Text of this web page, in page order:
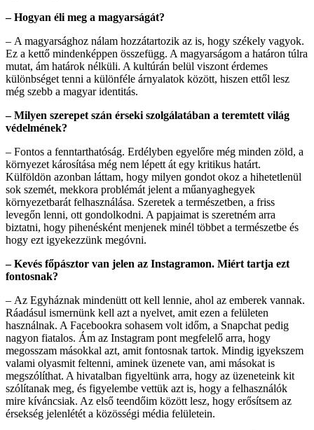
– Hogyan éli meg a magyarságát?
– A magyarsághoz nálam hozzátartozik az is, hogy székely vagyok.
Ez a kettő mindenképpen összefügg. A magyarságom a határon túlra
mutat, ám határok nélküli. A kultúrán belül viszont érdemes
különbséget tenni a különféle árnyalatok között, hiszen ettől lesz
még szebb a magyar identitás.
– Milyen szerepet szán érseki szolgálatában a teremtett világ
védelmének?
– Fontos a fenntarthatóság. Erdélyben egyelőre még minden zöld, a
környezet károsítása még nem lépett át egy kritikus határt.
Külföldön azonban láttam, hogy milyen gondot okoz a hihetetlenül
sok szemét, mekkora problémát jelent a műanyaghegyek
környezetbarát felhasználása. Szeretek a természetben, a friss
levegőn lenni, ott gondolkodni. A papjaimat is szeretném arra
biztatni, hogy pihenésként menjenek minél többet a természetbe és
hogy ezt igyekezzünk megóvni.
– Kevés főpásztor van jelen az Instagramon. Miért tartja ezt
fontosnak?
– Az Egyháznak mindenütt ott kell lennie, ahol az emberek vannak.
Ráadásul ismernünk kell azt a nyelvet, amit ezen a felületen
használnak. A Facebookra sohasem volt időm, a Snapchat pedig
nagyon fiatalos. Ám az Instagram pont megfelelő arra, hogy
megosszam másokkal azt, amit fontosnak tartok. Mindig igyekszem
valami olyasmit feltenni, aminek üzenete van, ami másokat is
megszólíthat. A hivatalban figyeltünk arra, hogy az üzeneteink kit
szólítanak meg, és figyelembe vettük azt is, hogy a felhasználók
mire kíváncsiak. Az első teendőim között lesz, hogy erősítsem az
érsekség jelenlétét a közösségi média felületein.